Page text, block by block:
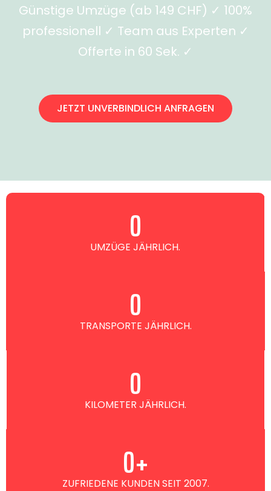
Günstige Umzüge (ab 149 CHF) ✓ 100%
professionell ✓ Team aus Experten ✓
Offerte in 60 Sek. ✓
JETZT UNVERBINDLICH ANFRAGEN
UMZÜGE JÄHRLICH.
0
TRANSPORTE JÄHRLICH.
0
KILOMETER JÄHRLICH.
0
ZUFRIEDENE KUNDEN SEIT 2007.
0+